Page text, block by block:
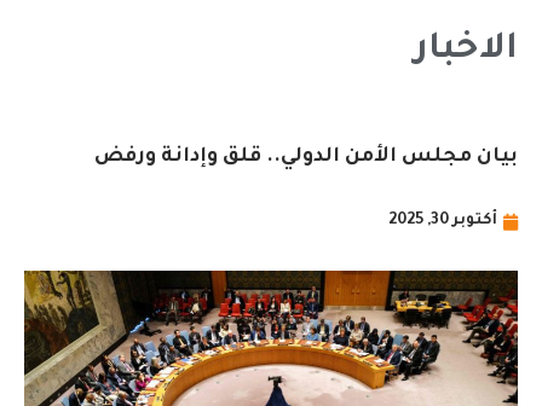
الاخبار
بيان مجلس الأمن الدولي.. قلق وإدانة ورفض
أكتوبر 30, 2025